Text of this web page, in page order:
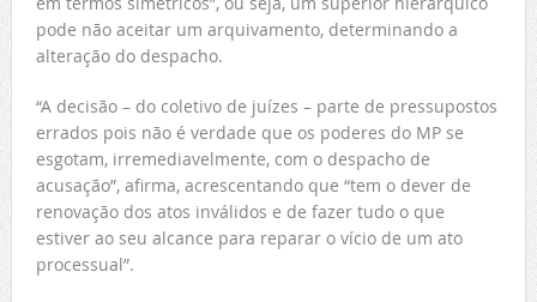
pode não aceitar um arquivamento, determinando a
alteração do despacho.
“A decisão – do coletivo de juízes – parte de pressupostos
errados pois não é verdade que os poderes do MP se
esgotam, irremediavelmente, com o despacho de
acusação”, afirma, acrescentando que “tem o dever de
renovação dos atos inválidos e de fazer tudo o que
estiver ao seu alcance para reparar o vício de um ato
processual”.